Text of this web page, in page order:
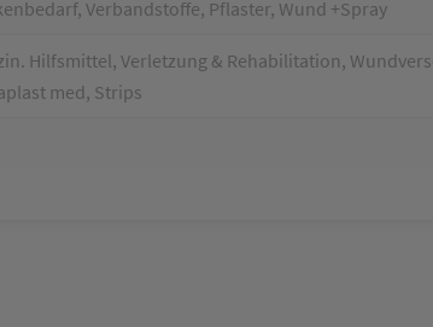
Verbandstoffe, Pflaster, Wund +Spray
Hilfsmittel, Verletzung & Rehabilitation,
med, Strips